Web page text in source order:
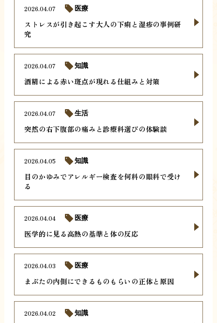
ストレスが引き起こす大人の下痢と湿疹の事例研
究
2026.04.07 医療
酒精による赤い斑点が現れる仕組みと対策
2026.04.07 知識
突然の右下腹部の痛みと診療科選びの体験談
2026.04.07 生活
目のかゆみでアレルギー検査を何科の眼科で受け
る
2026.04.05 知識
医学的に見る高熱の基準と体の反応
2026.04.04 医療
まぶたの内側にできるものもらいの正体と原因
2026.04.03 医療
2026.04.02 知識